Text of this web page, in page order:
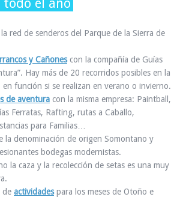
el año
red de senderos del Parque de la Sierra de
y Cañonescon la compañía de Guías
Hay más de 20 recorridos posibles en la
en función si se realizan en verano o invierno.
de aventura con la misma empresa: Paintball,
Ferratas, Rafting, rutas a Caballo,
para Familias…
la denominación de origen Somontano y
bodegas modernistas.
la caza y la recolección de setas es una muy
de actividadespara los meses de Otoño e